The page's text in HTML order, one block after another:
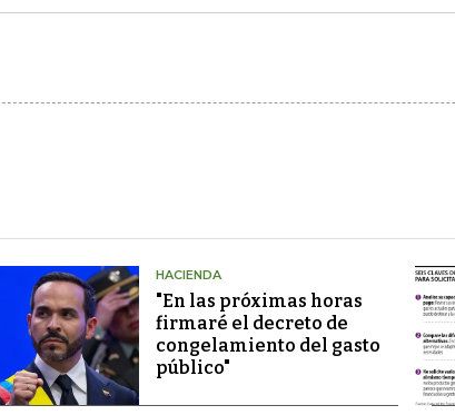
HACIENDA
"En las próximas horas
firmaré el decreto de
congelamiento del gasto
público"